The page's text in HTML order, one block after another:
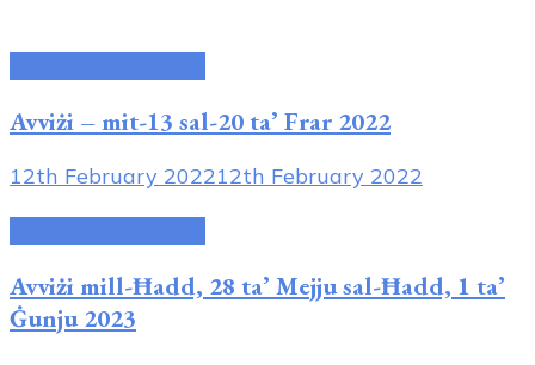
Avviżi – mit-13 sal-20 ta’ Frar 2022
12th February 202212th February 2022
Avviżi mill-Ħadd, 28 ta’ Mejju sal-Ħadd, 1 ta’
Ġunju 2023